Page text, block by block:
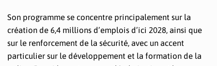
Son programme se concentre principalement sur la
création de 6,4 millions d’emplois d’ici 2028, ainsi que
sur le renforcement de la sécurité, avec un accent
particulier sur le développement et la formation de la